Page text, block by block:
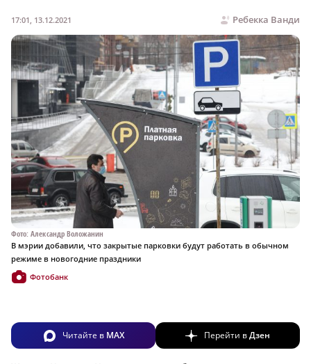
Ребекка Ванди
17:01, 13.12.2021
Фото: Александр Воложанин
В мэрии добавили, что закрытые парковки будут работать в обычном
режиме в новогодние праздники
Фотобанк
Читайте в MAX Перейти вДзен